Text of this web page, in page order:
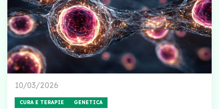
10/03/2026
CURA E TERAPIE GENETICA